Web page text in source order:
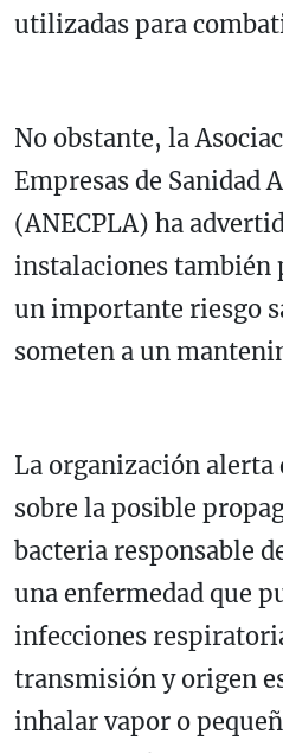
utilizadas para
No obstante, la
Empresas de Sanidad
(ANECPLA) ha
instalaciones también
un importante riesgo
someten a un
La organización alerta
sobre la posible
bacteria responsable
una enfermedad que
infecciones
transmisión y origen
inhalar vapor o